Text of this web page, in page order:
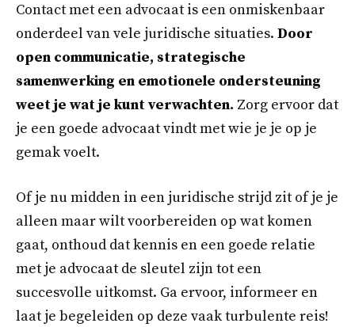
Contact met een advocaat is een onmiskenbaar
onderdeel van vele juridische situaties. Door
open communicatie, strategische
samenwerking en emotionele ondersteuning
weet je wat je kunt verwachten. Zorg ervoor dat
je een goede advocaat vindt met wie je je op je
gemak voelt.
Of je nu midden in een juridische strijd zit of je je
alleen maar wilt voorbereiden op wat komen
gaat, onthoud dat kennis en een goede relatie
met je advocaat de sleutel zijn tot een
succesvolle uitkomst. Ga ervoor, informeer en
laat je begeleiden op deze vaak turbulente reis!